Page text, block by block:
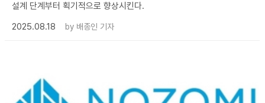
설계 단계부터 획기적으로 향상시킨다.
2025.08.18
by 배종인 기자